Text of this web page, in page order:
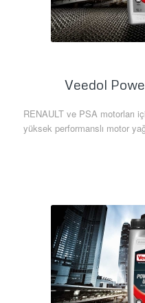
Veedol
RENAULT ve PSA motorları
yüksek performanslı motor